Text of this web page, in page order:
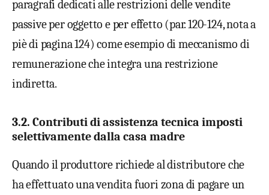
paragrafi dedicati alle restrizioni delle vendite
passive per oggetto e per effetto (par. 120-124, nota a
piè di pagina 124) come esempio di meccanismo di
remunerazione che integra una restrizione
indiretta.
3.2. Contributi di assistenza tecnica imposti
selettivamente dalla casa madre
Quando il produttore richiede al distributore che
ha effettuato una vendita fuori zona di pagare un